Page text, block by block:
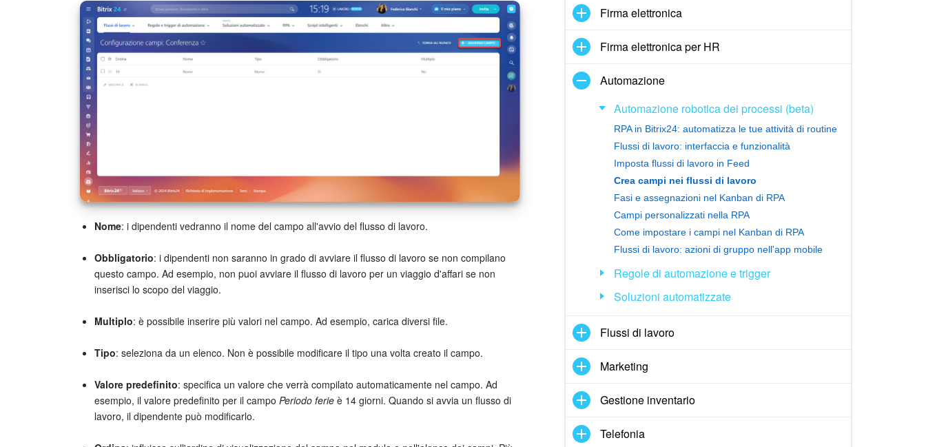
Nome: i dipendenti vedranno il nome del campo all'avvio del flusso di lavoro.
Obbligatorio: i dipendenti non saranno in grado di avviare il flusso di lavoro se non compilano
questo campo. Ad esempio, non puoi avviare il flusso di lavoro per un viaggio d'affari se non
inserisci lo scopo del viaggio.
Multiplo: è possibile inserire più valori nel campo. Ad esempio, carica diversi file.
Tipo: seleziona da un elenco. Non è possibile modificare il tipo una volta creato il campo.
Valore predefinito: specifica un valore che verrà compilato automaticamente nel campo. Ad
esempio, il valore predefinito per il campo Periodo ferie è 14 giorni. Quando si avvia un flusso di
lavoro, il dipendente può modificarlo.
Firma elettronica
Firma elettronica per HR
Automazione
Automazione robotica dei processi (beta)
RPA in Bitrix24: automatizza le tue attività di routine
Flussi di lavoro: interfaccia e funzionalità
Imposta flussi di lavoro in Feed
Crea campi nei flussi di lavoro
Fasi e assegnazioni nel Kanban di RPA
Campi personalizzati nella RPA
Come impostare i campi nel Kanban di RPA
Flussi di lavoro: azioni di gruppo nell'app mobile
Regole di automazione e trigger
Soluzioni automatizzate
Flussi di lavoro
Marketing
Gestione inventario
Telefonia